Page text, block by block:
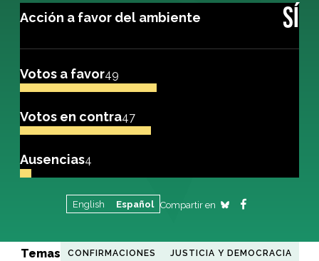
Acción a favor del ambiente SÍ
Votos a favor49
Votos en contra47
Ausencias4
English Español Compartir en
Temas CONFIRMACIONES JUSTICIA Y DEMOCRACIA